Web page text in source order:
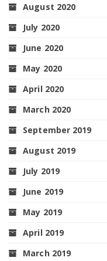
August 2020
July 2020
June 2020
May 2020
April 2020
March 2020
September 2019
August 2019
July 2019
June 2019
May 2019
April 2019
March 2019